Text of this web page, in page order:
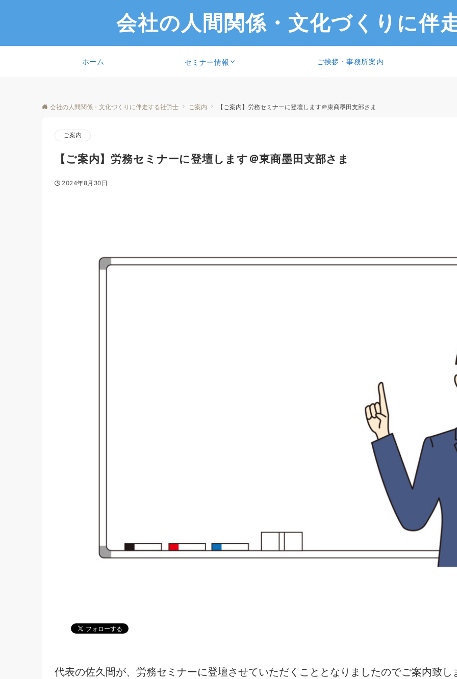
会社の人間関係・文化づくりに伴
ホーム セミナー情報 ご挨拶・事務所案内
会社の人間関係・文化づくりに伴走する社労士 ご案内 【ご案内】労務セミナーに登壇します＠東商墨田支部さま
ご案内
【ご案内】労務セミナーに登壇します＠東商墨田支部さま
2024年8月30日
代表の佐久間が、労務セミナーに登壇させていただくこととなりましたのでご案内致し